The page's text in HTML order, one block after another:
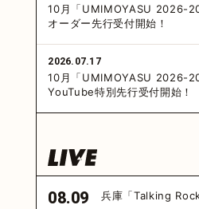
10月「UMIMOYASU 2026-
オーダー先行受付開始！
2026.07.17
10月「UMIMOYASU 2026-
YouTube特別先行受付開始！
08.09 兵庫「Talking